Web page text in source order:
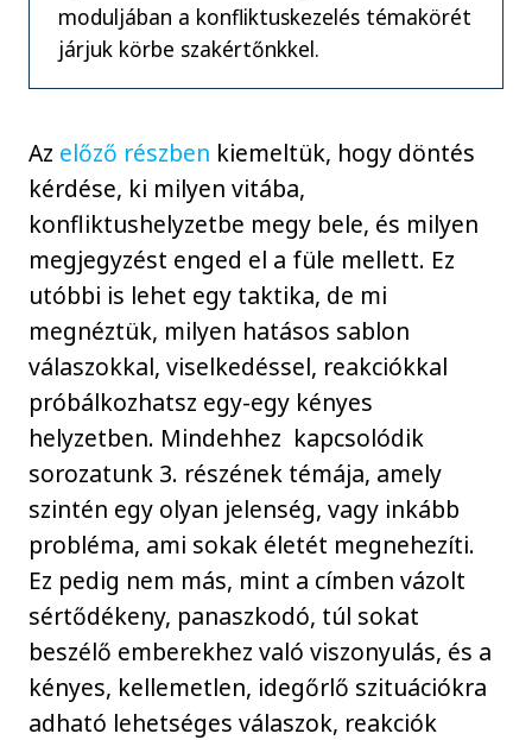
moduljában a konfliktuskezelés témakörét
járjuk körbe szakértőnkkel.
Az előző részben kiemeltük, hogy döntés
kérdése, ki milyen vitába,
konfliktushelyzetbe megy bele, és milyen
megjegyzést enged el a füle mellett. Ez
utóbbi is lehet egy taktika, de mi
megnéztük, milyen hatásos sablon
válaszokkal, viselkedéssel, reakciókkal
próbálkozhatsz egy-egy kényes
helyzetben. Mindehhez kapcsolódik
sorozatunk 3. részének témája, amely
szintén egy olyan jelenség, vagy inkább
probléma, ami sokak életét megnehezíti.
Ez pedig nem más, mint a címben vázolt
sértődékeny, panaszkodó, túl sokat
beszélő emberekhez való viszonyulás, és a
kényes, kellemetlen, idegőrlő szituációkra
adható lehetséges válaszok, reakciók